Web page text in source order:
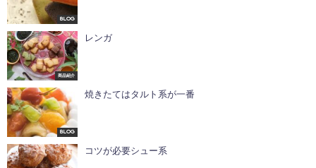
Blog
商品紹介
レンガ
Blog
焼きたてはタルト系が一番
コツが必要シュー系